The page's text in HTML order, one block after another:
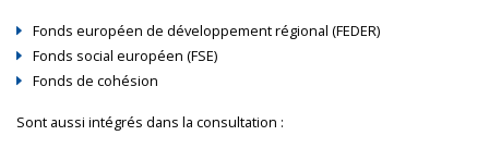
Fonds européen de développement régional (FEDER)
Fonds social européen (FSE)
Fonds de cohésion
Sont aussi intégrés dans la consultation :